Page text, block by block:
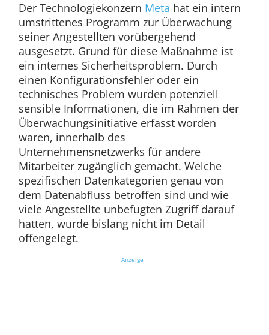
Der Technologiekonzern Meta hat ein intern
umstrittenes Programm zur Überwachung
seiner Angestellten vorübergehend
ausgesetzt. Grund für diese Maßnahme ist
ein internes Sicherheitsproblem. Durch
einen Konfigurationsfehler oder ein
technisches Problem wurden potenziell
sensible Informationen, die im Rahmen der
Überwachungsinitiative erfasst worden
waren, innerhalb des
Unternehmensnetzwerks für andere
Mitarbeiter zugänglich gemacht. Welche
spezifischen Datenkategorien genau von
dem Datenabfluss betroffen sind und wie
viele Angestellte unbefugten Zugriff darauf
hatten, wurde bislang nicht im Detail
offengelegt.
Anzeige